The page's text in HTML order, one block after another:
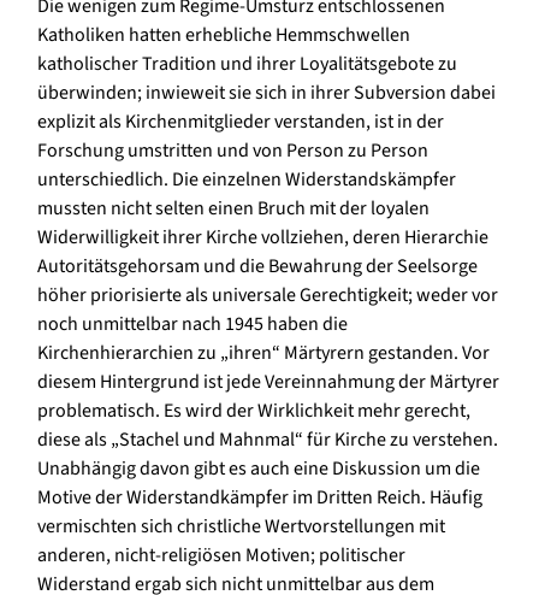
Die wenigen zum Regime-Umsturz entschlossenen
Katholiken hatten erhebliche Hemmschwellen
katholischer Tradition und ihrer Loyalitätsgebote zu
überwinden; inwieweit sie sich in ihrer Subversion dabei
explizit als Kirchenmitglieder verstanden, ist in der
Forschung umstritten und von Person zu Person
unterschiedlich. Die einzelnen Widerstandskämpfer
mussten nicht selten einen Bruch mit der loyalen
Widerwilligkeit ihrer Kirche vollziehen, deren Hierarchie
Autoritätsgehorsam und die Bewahrung der Seelsorge
höher priorisierte als universale Gerechtigkeit; weder vor
noch unmittelbar nach 1945 haben die
Kirchenhierarchien zu „ihren“ Märtyrern gestanden. Vor
diesem Hintergrund ist jede Vereinnahmung der Märtyrer
problematisch. Es wird der Wirklichkeit mehr gerecht,
diese als „Stachel und Mahnmal“ für Kirche zu verstehen.
Unabhängig davon gibt es auch eine Diskussion um die
Motive der Widerstandkämpfer im Dritten Reich. Häufig
vermischten sich christliche Wertvorstellungen mit
anderen, nicht-religiösen Motiven; politischer
Widerstand ergab sich nicht unmittelbar aus dem